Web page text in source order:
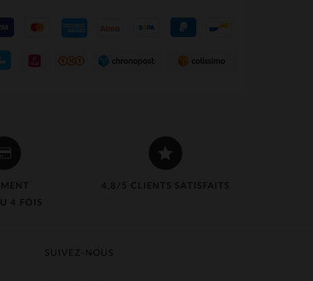
4 FOIS
4,8/5 CLIENTS SATISFAITS
SUIVEZ-NOUS